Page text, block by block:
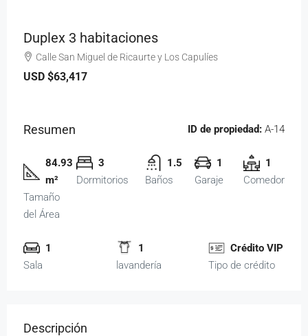
Duplex 3 habitaciones
Calle San Miguel de Ricaurte y Los Capulíes
USD $63,417
Resumen ID de propiedad: A-14
84.93
m²
Tamaño
del Área
3
Dormitorios
1.5
Baños
1
Garaje
1
Comedor
1
Sala
1
lavandería
Crédito VIP
Tipo de crédito
Descripción